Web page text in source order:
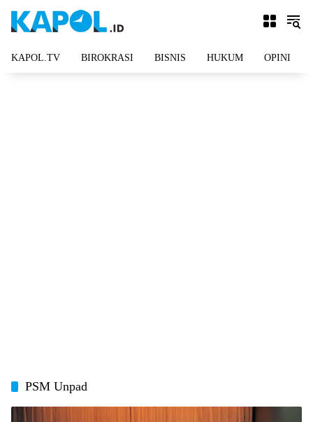
KAPOL.TV BIROKRASI BISNIS HUKUM OPINI
PSM Unpad